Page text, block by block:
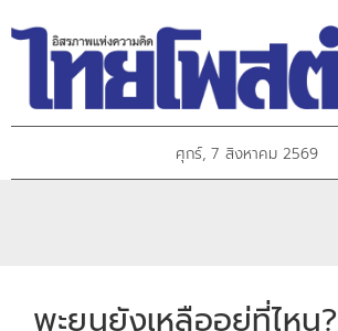
ศุกร์, 7 สิงหาคม 2569
พะยูนยังเหลืออยู่ที่ไหน